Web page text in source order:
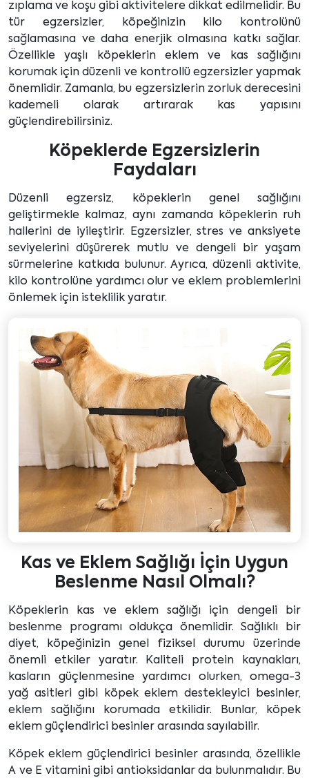
zıplama ve koşu gibi aktivitelere dikkat edilmelidir. Bu
tür egzersizler, köpeğinizin kilo kontrolünü
sağlamasına ve daha enerjik olmasına katkı sağlar.
Özellikle yaşlı köpeklerin eklem ve kas sağlığını
korumak için düzenli ve kontrollü egzersizler yapmak
önemlidir. Zamanla, bu egzersizlerin zorluk derecesini
kademeli olarak artırarak kas yapısını
güçlendirebilirsiniz.
Köpeklerde Egzersizlerin
Faydaları
Düzenli egzersiz, köpeklerin genel sağlığını
geliştirmekle kalmaz, aynı zamanda köpeklerin ruh
hallerini de iyileştirir. Egzersizler, stres ve anksiyete
seviyelerini düşürerek mutlu ve dengeli bir yaşam
sürmelerine katkıda bulunur. Ayrıca, düzenli aktivite,
kilo kontrolüne yardımcı olur ve eklem problemlerini
önlemek için isteklilik yaratır.
Kas ve Eklem Sağlığı İçin Uygun
Beslenme Nasıl Olmalı?
Köpeklerin kas ve eklem sağlığı için dengeli bir
beslenme programı oldukça önemlidir. Sağlıklı bir
diyet, köpeğinizin genel fiziksel durumu üzerinde
önemli etkiler yaratır. Kaliteli protein kaynakları,
kasların güçlenmesine yardımcı olurken, omega-3
yağ asitleri gibi köpek eklem destekleyici besinler,
eklem sağlığını korumada etkilidir. Bunlar, köpek
eklem güçlendirici besinler arasında sayılabilir.
Köpek eklem güçlendirici besinler arasında, özellikle
A ve E vitamini gibi antioksidanlar da bulunmalıdır. Bu